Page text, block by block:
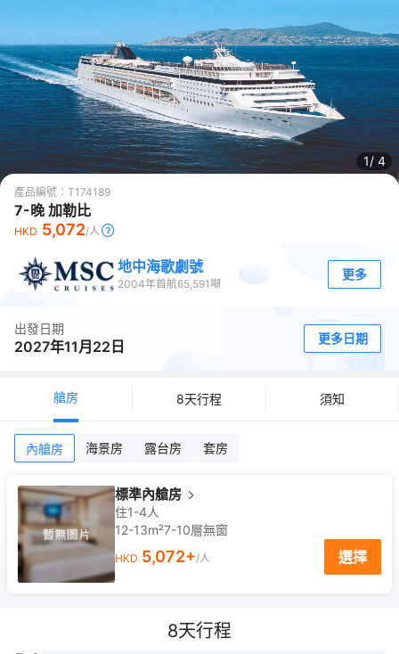
1/ 4
產品編號： T174189
7-晚 加勒比
HKD 5,072/人
地中海歌劇號
2004年首航65,591 噸
更多
出發日期
2027年11月22日 更多日期
艙房 8天行程 須知
內艙房 海景房 露台房 套房
標準內艙房
住1-4人
12-13m²7-10層無窗
HKD 5,072+/人 選擇
8天行程